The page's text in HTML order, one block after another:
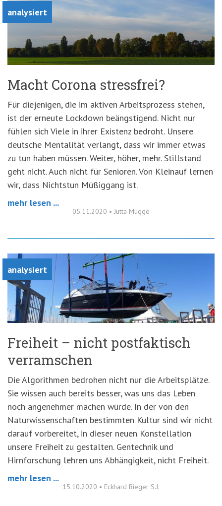
analysiert
Macht Corona stressfrei?
Für diejenigen, die im aktiven Arbeitsprozess stehen,
ist der erneute Lockdown beängstigend. Nicht nur
fühlen sich Viele in ihrer Existenz bedroht. Unsere
deutsche Mentalität verlangt, dass wir immer etwas
zu tun haben müssen. Weiter, höher, mehr. Stillstand
geht nicht. Auch nicht für Senioren. Von Kleinauf lernen
wir, dass Nichtstun Müßiggang ist.
mehr lesen ...
05.11.2020 • Jutta Mügge
analysiert
Freiheit – nicht postfaktisch
verramschen
Die Algorithmen bedrohen nicht nur die Arbeitsplätze.
Sie wissen auch bereits besser, was uns das Leben
noch angenehmer machen würde. In der von den
Naturwissenschaften bestimmten Kultur sind wir nicht
darauf vorbereitet, in dieser neuen Konstellation
unsere Freiheit zu gestalten. Gentechnik und
Hirnforschung lehren uns Abhängigkeit, nicht Freiheit.
mehr lesen ...
15.10.2020 • Eckhard Bieger S.J.